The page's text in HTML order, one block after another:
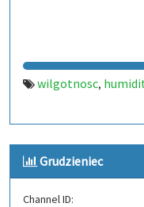
wilgotnosc,
Grudzieniec
Channel ID: